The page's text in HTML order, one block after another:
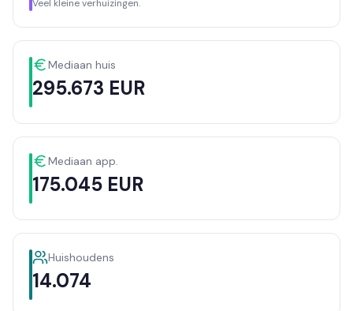
Veel kleine verhuizingen.
Mediaan huis
295.673 EUR
Mediaan app.
175.045 EUR
Huishoudens
14.074